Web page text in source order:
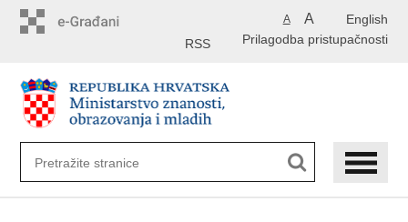
English
A A
Prilagodba pristupačnosti
RSS